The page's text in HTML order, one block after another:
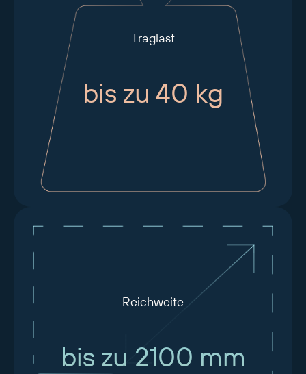
Traglast
bis zu 40 kg
Reichweite
bis zu 2100 mm